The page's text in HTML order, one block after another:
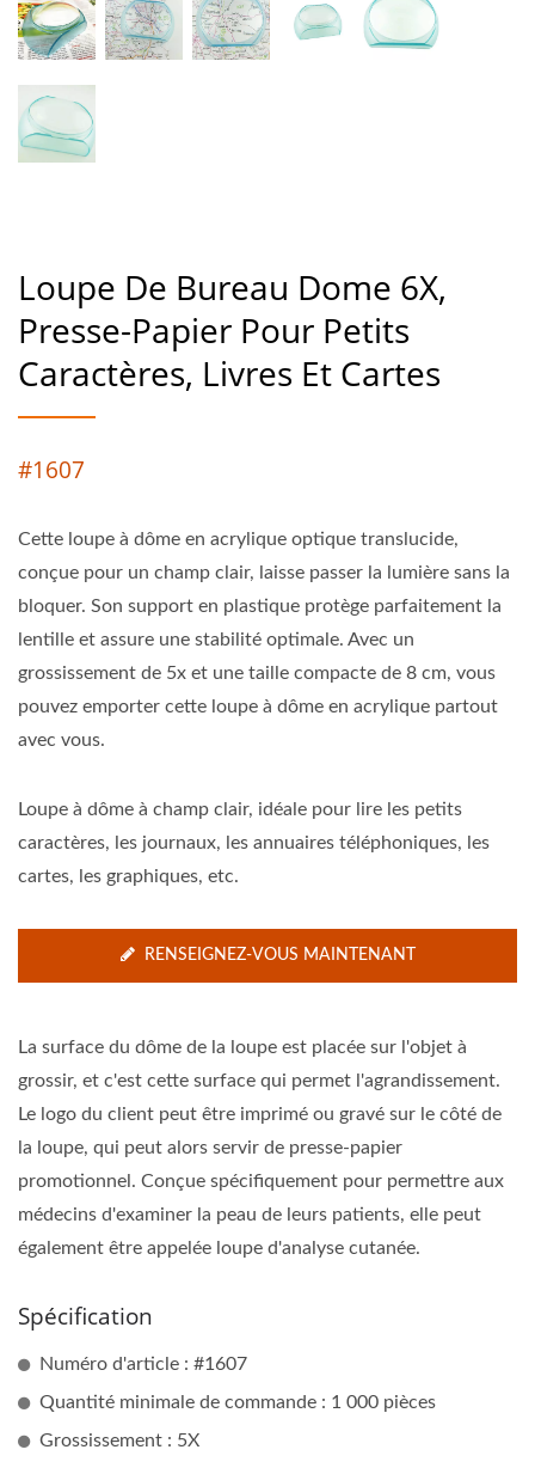
Loupe De Bureau Dome 6X,
Presse-Papier Pour Petits
Caractères, Livres Et Cartes
#1607
Cette loupe à dôme en acrylique optique translucide,
conçue pour un champ clair, laisse passer la lumière sans la
bloquer. Son support en plastique protège parfaitement la
lentille et assure une stabilité optimale. Avec un
grossissement de 5x et une taille compacte de 8 cm, vous
pouvez emporter cette loupe à dôme en acrylique partout
avec vous.
Loupe à dôme à champ clair, idéale pour lire les petits
caractères, les journaux, les annuaires téléphoniques, les
cartes, les graphiques, etc.
RENSEIGNEZ-VOUS MAINTENANT
La surface du dôme de la loupe est placée sur l'objet à
grossir, et c'est cette surface qui permet l'agrandissement.
Le logo du client peut être imprimé ou gravé sur le côté de
la loupe, qui peut alors servir de presse-papier
promotionnel. Conçue spécifiquement pour permettre aux
médecins d'examiner la peau de leurs patients, elle peut
également être appelée loupe d'analyse cutanée.
Spécification
Numéro d'article : #1607
Quantité minimale de commande : 1 000 pièces
Grossissement : 5X